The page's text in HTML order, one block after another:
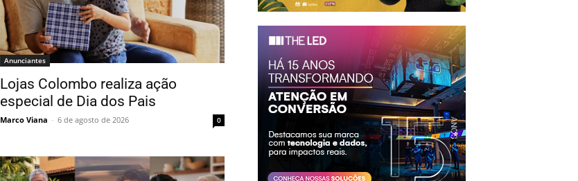
Anunciantes
Lojas Colombo realiza ação
especial de Dia dos Pais
Marco Viana - 6 de agosto de 2026 0